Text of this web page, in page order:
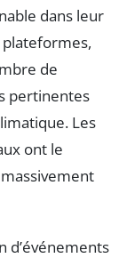
dans leur
plateformes,
de
pertinentes
Les
ont le
d’événements